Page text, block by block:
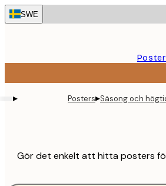
Skip
to
SWE
▸ Posters▸Säsong och
Gör det enkelt att hitta posters